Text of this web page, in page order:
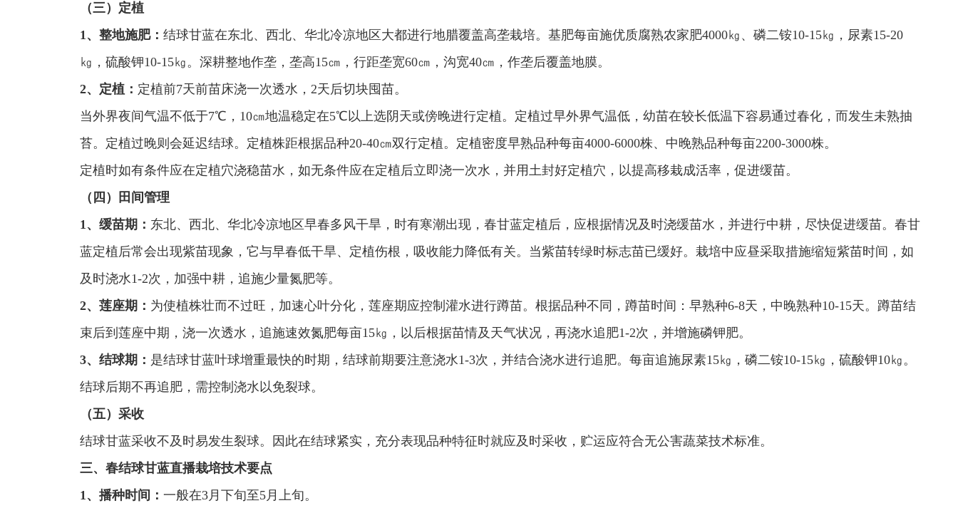
（三）定植
1、整地施肥： 结球甘蓝在东北、西北、华北冷凉地区大都进行地腊覆盖高垄栽培。基肥每亩施优质腐熟农家肥4000㎏、磷二铵10-15㎏，尿素15-20
㎏，硫酸钾10-15㎏。深耕整地作垄，垄高15㎝，行距垄宽60㎝，沟宽40㎝，作垄后覆盖地膜。
2、定植： 定植前7天前苗床浇一次透水，2天后切块囤苗。
当外界夜间气温不低于7℃，10㎝地温稳定在5℃以上选阴天或傍晚进行定植。定植过早外界气温低，幼苗在较长低温下容易通过春化，而发生未熟抽
苔。定植过晚则会延迟结球。定植株距根据品种20-40㎝双行定植。定植密度早熟品种每亩4000-6000株、中晚熟品种每亩2200-3000株。
定植时如有条件应在定植穴浇稳苗水，如无条件应在定植后立即浇一次水，并用土封好定植穴，以提高移栽成活率，促进缓苗。
（四）田间管理
1、缓苗期： 东北、西北、华北冷凉地区早春多风干旱，时有寒潮出现，春甘蓝定植后，应根据情况及时浇缓苗水，并进行中耕，尽快促进缓苗。春甘
蓝定植后常会出现紫苗现象，它与早春低干旱、定植伤根，吸收能力降低有关。当紫苗转绿时标志苗已缓好。栽培中应昼采取措施缩短紫苗时间，如
及时浇水1-2次，加强中耕，追施少量氮肥等。
2、莲座期： 为使植株壮而不过旺，加速心叶分化，莲座期应控制灌水进行蹲苗。根据品种不同，蹲苗时间：早熟种6-8天，中晚熟种10-15天。蹲苗结
束后到莲座中期，浇一次透水，追施速效氮肥每亩15㎏，以后根据苗情及天气状况，再浇水追肥1-2次，并增施磷钾肥。
3、结球期： 是结球甘蓝叶球增重最快的时期，结球前期要注意浇水1-3次，并结合浇水进行追肥。每亩追施尿素15㎏，磷二铵10-15㎏，硫酸钾10㎏。
结球后期不再追肥，需控制浇水以免裂球。
（五）采收
结球甘蓝采收不及时易发生裂球。因此在结球紧实，充分表现品种特征时就应及时采收，贮运应符合无公害蔬菜技术标准。
三、春结球甘蓝直播栽培技术要点
1、播种时间： 一般在3月下旬至5月上旬。